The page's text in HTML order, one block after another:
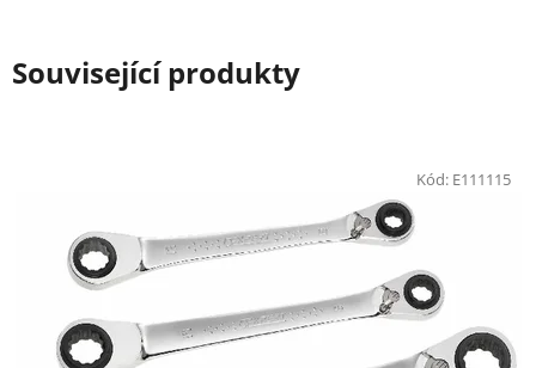
Související produkty
Kód: E111115